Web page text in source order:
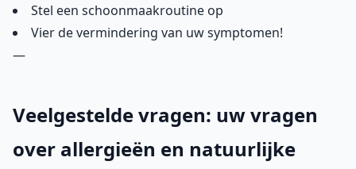
Stel een schoonmaakroutine op
Vier de vermindering van uw symptomen!
—
Veelgestelde vragen: uw vragen
over allergieën en natuurlijke